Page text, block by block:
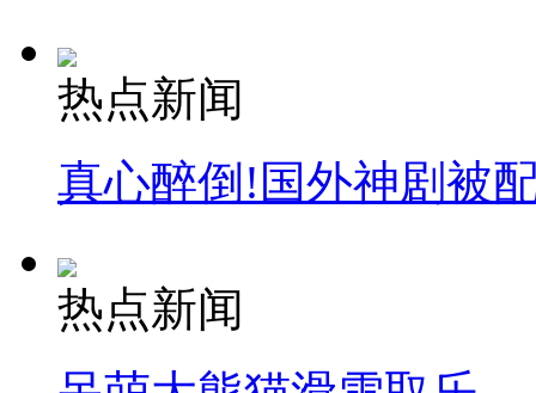
热点新闻
真心醉倒!国外神剧被
热点新闻